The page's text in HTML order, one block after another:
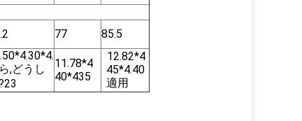
77 85.5
,どうし
11.78*4
40*435
12.82*4
45*4.40
適用